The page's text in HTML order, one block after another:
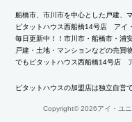
船橋市、市川市を中心とした戸建、
ピタットハウス西船橋14号店 アイ
毎日更新中！！市川市・船橋市・浦
戸建・土地・マンションなどの売買
でもピタットハウス西船橋14号店
ピタットハウスの加盟店は独立自営
Copyright©2026アイ・ユ